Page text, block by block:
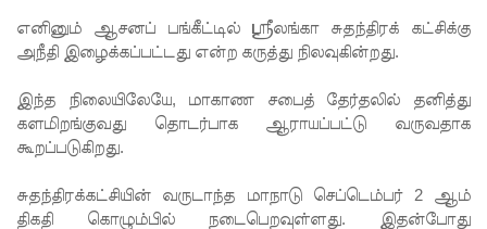
பொருள்
வீச
முயன்ற
இருவர்
நாடு
எனினும் ஆசனப் பங்கீட்டில் ஸ்ரீலங்கா சுதந்திரக் கட்சிக்கு
அநீதி இழைக்கப்பட்டது என்ற கருத்து நிலவுகின்றது.
இந்த நிலையிலேயே, மாகாண சபைத் தேர்தலில் தனித்து
களமிறங்குவது தொடர்பாக ஆராயப்பட்டு வருவதாக
கூறப்படுகிறது.
சுதந்திரக்கட்சியின் வருடாந்த மாநாடு செப்டெம்பர் 2 ஆம்
திகதி கொழும்பில் நடைபெறவுள்ளது. இதன்போது